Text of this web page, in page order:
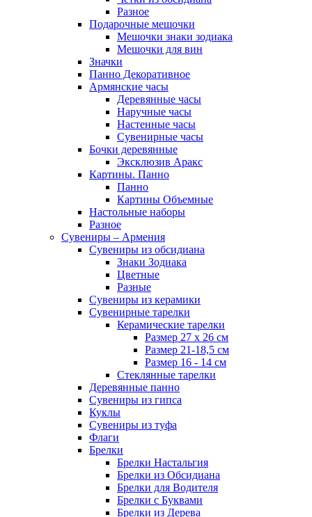
Разное
Подарочные мешочки
Мешочки знаки зодиака
Мешочки для вин
Значки
Панно Декоративное
Армянские часы
Деревянные часы
Наручные часы
Настенные часы
Сувенирные часы
Бочки деревянные
Эксклюзив Аракс
Картины. Панно
Панно
Картины Объемные
Настольные наборы
Разное
Сувениры – Армения
Сувениры из обсидиана
Знаки Зодиака
Цветные
Разные
Сувениры из керамики
Сувенирные тарелки
Керамические тарелки
Размер 27 х 26 см
Размер 21-18,5 см
Размер 16 - 14 см
Стеклянные тарелки
Деревянные панно
Сувениры из гипса
Куклы
Сувениры из туфа
Флаги
Брелки
Брелки Настальгия
Брелки из Обсидиана
Брелки для Водителя
Брелки с Буквами
Брелки из Дерева